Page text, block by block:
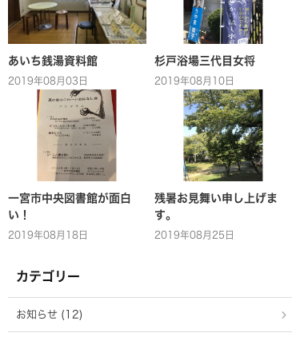
あいち銭湯資料館
2019年08月03日
杉戸浴場三代目女将
2019年08月10日
一宮市中央図書館が面白
い！
2019年08月18日
残暑お見舞い申し上げま
す。
2019年08月25日
カテゴリー
お知らせ (12)